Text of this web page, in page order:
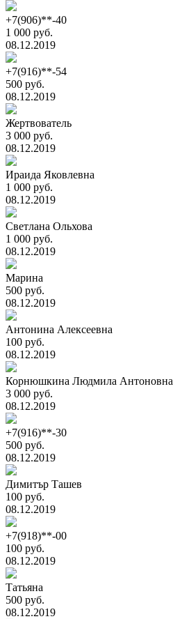
+7(906)**-40
1 000 руб.
08.12.2019
+7(916)**-54
500 руб.
08.12.2019
Жертвователь
3 000 руб.
08.12.2019
Ираида Яковлевна
1 000 руб.
08.12.2019
Светлана Ольхова
1 000 руб.
08.12.2019
Марина
500 руб.
08.12.2019
Антонина Алексеевна
100 руб.
08.12.2019
Корнюшкина Людмила Антоновна
3 000 руб.
08.12.2019
+7(916)**-30
500 руб.
08.12.2019
Димитър Ташев
100 руб.
08.12.2019
+7(918)**-00
100 руб.
08.12.2019
Татьяна
500 руб.
08.12.2019